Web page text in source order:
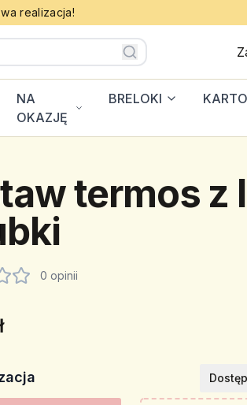
realizacja!
NA
OKAZJĘ
BRELOKI
termos z
0 opinii